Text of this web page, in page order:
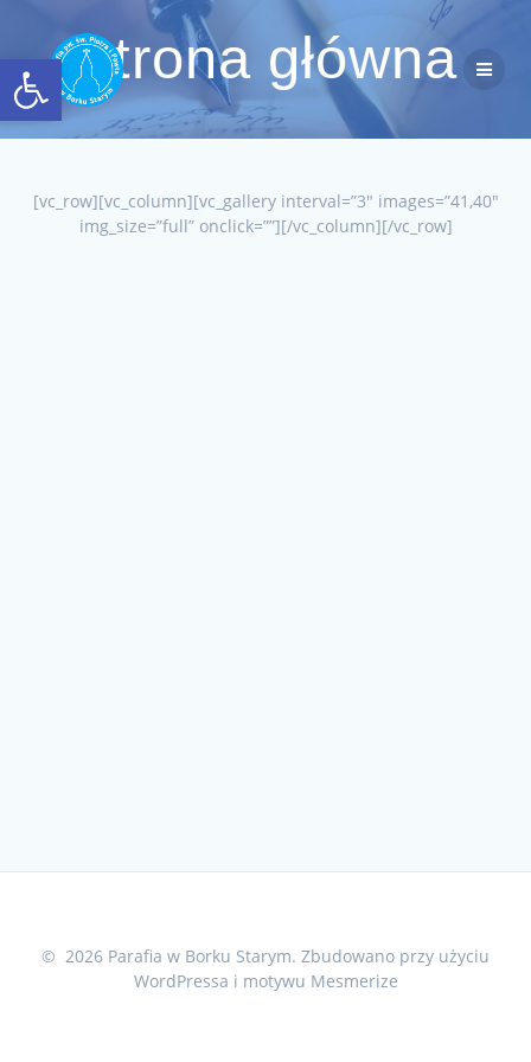
Przejdź
treści
Strona główna
[vc_row][vc_column][vc_gallery interval=”3″ images=”41,40″
img_size=”full” onclick=””][/vc_column][/vc_row]
© 2026 Parafia w Borku Starym. Zbudowano przy użyciu
WordPressa i motywu Mesmerize
Otwórz pasek narzędzi